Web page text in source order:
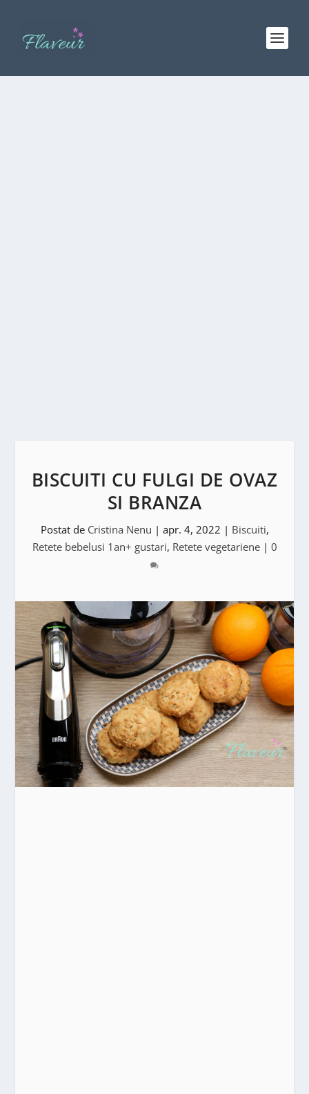
BISCUITI CU FULGI DE OVAZ
SI BRANZA
Postat de Cristina Nenu | apr. 4, 2022 | Biscuiti,
Retete bebelusi 1an+ gustari, Retete vegetariene| 0